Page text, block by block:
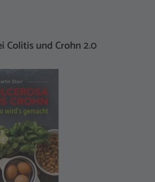
Colitis und Crohn 2.0